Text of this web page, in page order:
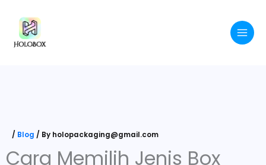
content
/ Blog / By holopackaging@gmail.com
Cara Memilih Jenis Box